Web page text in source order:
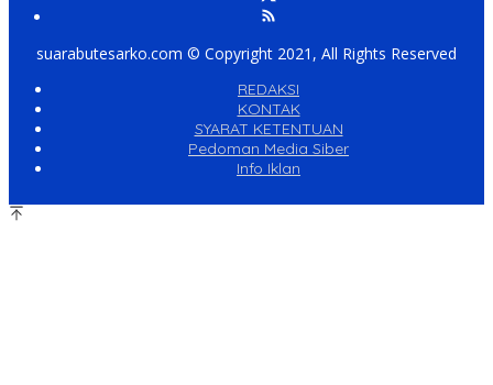
suarabutesarko.com © Copyright 2021, All Rights Reserved
REDAKSI
KONTAK
SYARAT KETENTUAN
Pedoman Media Siber
Info Iklan